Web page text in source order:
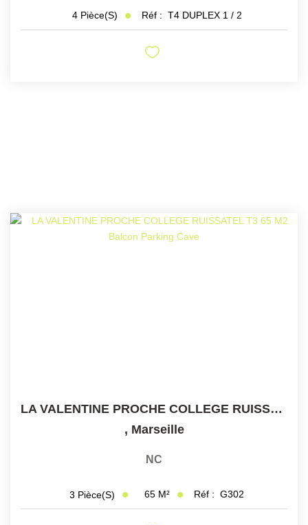
4 Pièce(s) Réf : T4 DUPLEX 1 / 2
LA VALENTINE PROCHE COLLEGE RUISSATEL T3 65 M2 Balcon...
, Marseille
NC
3 Pièce(s) 65 M² Réf : G302